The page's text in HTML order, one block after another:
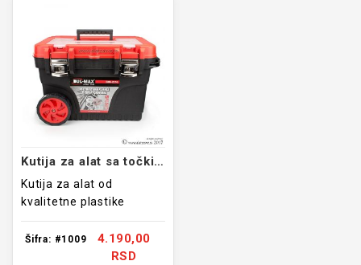
Kutija za alat sa točkićima
Kutija za alat od
kvalitetne plastike
dimenzija 620x400x420mm
Šifra: #1009
4.190,00
RSD